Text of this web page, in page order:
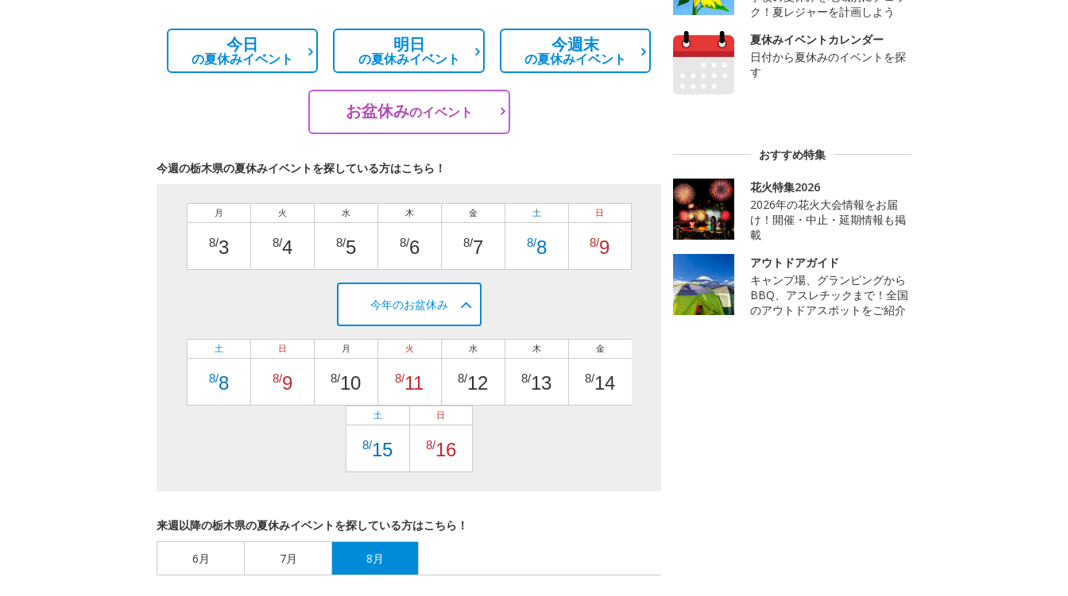
今日
の夏休みイベント
明日
の夏休みイベント
今週末
の夏休みイベント
お盆休みのイベント
今週の栃木県の夏休みイベントを探している方はこちら！
月
8/3
火
8/4
水
8/5
木
8/6
金
8/7
土
8/8
日
8/9
今年のお盆休み
土
8/8
日
8/9
月
8/10
火
8/11
水
8/12
木
8/13
金
8/14
土
8/15
日
8/16
来週以降の栃木県の夏休みイベントを探している方はこちら！
6月 7月 8月
ク！夏レジャーを計画しよう
夏休みイベントカレンダー
日付から夏休みのイベントを探
す
おすすめ特集
花火特集2026
2026年の花火大会情報をお届
け！開催・中止・延期情報も掲
載
アウトドアガイド
キャンプ場、グランピングから
BBQ、アスレチックまで！全国
のアウトドアスポットをご紹介